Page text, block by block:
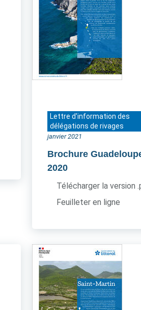
Lettre d'information des
délégations de rivages
janvier 2021
Brochure
2020
Télécharger la version
Feuilleter en ligne